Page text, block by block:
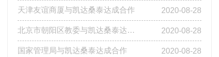
天津友谊商厦与凯达桑泰达成合作 2020-08-28
北京市朝阳区教委与凯达桑泰达成合作 2020-08-28
国家管理局与凯达桑泰达成合作 2020-08-28